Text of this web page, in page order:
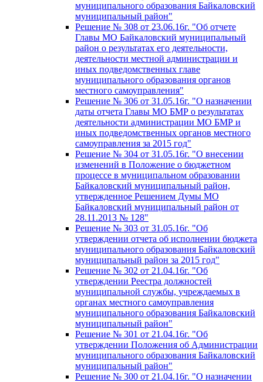
муниципального образования Байкаловский
муниципальный район"
Решение № 308 от 23.06.16г. "Об отчете
Главы МО Байкаловский муниципальный
район о результатах его деятельности,
деятельности местной администрации и
иных подведомственных главе
муниципального образования органов
местного самоуправления"
Решение № 306 от 31.05.16г. "О назначении
даты отчета Главы МО БМР о результатах
деятельности администрации МО БМР и
иных подведомственных органов местного
самоуправления за 2015 год"
Решение № 304 от 31.05.16г. "О внесении
изменений в Положение о бюджетном
процессе в муниципальном образовании
Байкаловский муниципальный район,
утвержденное Решением Думы МО
Байкаловский муниципальный район от
28.11.2013 № 128"
Решение № 303 от 31.05.16г. "Об
утверждении отчета об исполнении бюджета
муниципального образования Байкаловский
муниципальный район за 2015 год"
Решение № 302 от 21.04.16г. "Об
утверждении Реестра должностей
муниципальной службы, учреждаемых в
органах местного самоуправления
муниципального образования Байкаловский
муниципальный район"
Решение № 301 от 21.04.16г. "Об
утверждении Положения об Администрации
муниципального образования Байкаловский
муниципальный район"
Решение № 300 от 21.04.16г. "О назначении